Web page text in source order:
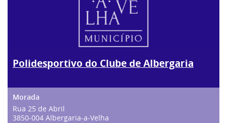
Polidesportivo do Clube de Albergaria
Rua 25 de Abril
3850-004 Albergaria-a-Velha